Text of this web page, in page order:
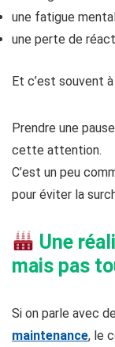
une fatigue
une perte de
Et c’est souvent
Prendre une
cette attention.
C’est un peu
pour éviter la
Une
mais pas
Si on parle avec
maintenance, le